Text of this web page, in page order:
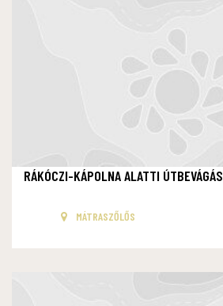
RÁKÓCZI-KÁPOLNA ALATTI ÚTBEVÁGÁS
MÁTRASZŐLŐS